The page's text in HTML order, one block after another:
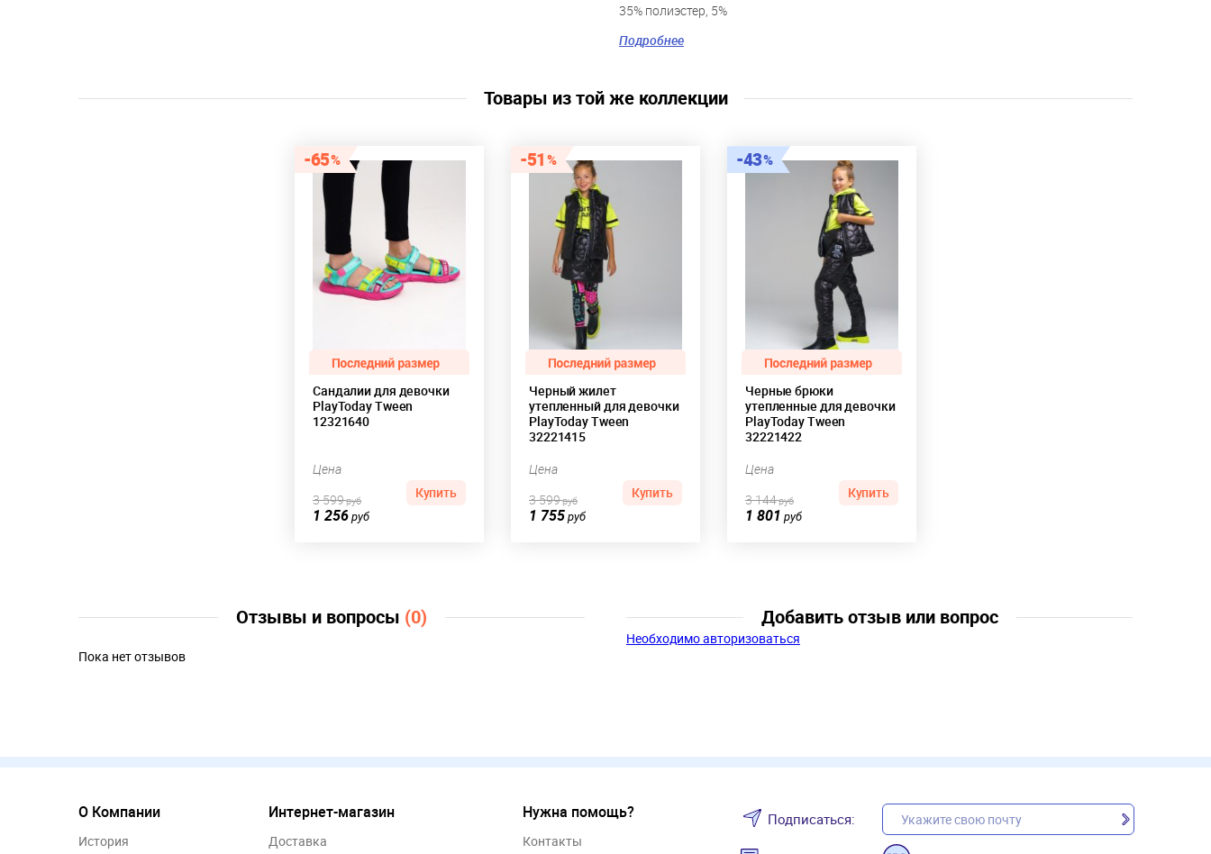
35% полиэстер, 5%
эластан
Цвет: розовый
Пол: Девочки
Подробнее
Товары из той же коллекции
65
Сандалии для девочки
PlayToday Tween
12321640
Цена
1 256руб
3 599руб Купить
51
Черный жилет
утепленный для девочки
PlayToday Tween
32221415
Цена
1 755руб
3 599руб Купить
43
Черные брюки
утепленные для девочки
PlayToday Tween
32221422
Цена
1 801руб
3 144руб Купить
Отзывы и вопросы (0)
Пока нет отзывов
Добавить отзыв или вопрос
Необходимо авторизоваться
О Компании
История
Интернет-магазин
Доставка
Нужна помощь?
Контакты
Подписаться: